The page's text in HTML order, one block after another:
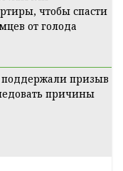
чтобы спасти
от голода
поддержали призыв
причины